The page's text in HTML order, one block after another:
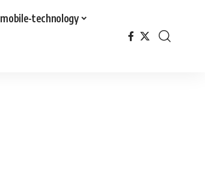
mobile-technology